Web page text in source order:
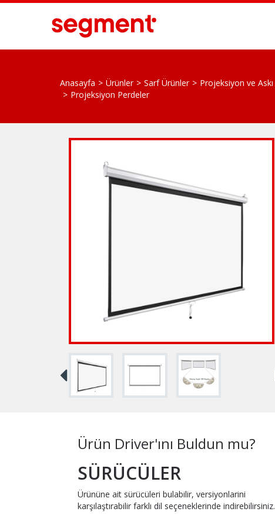
Anasayfa Ürünler Sarf Ürünler
Projeksiyon ve
Projeksiyon Perdeler
Ürün Driver'ını Buldun mu?
SÜRÜCÜLER
Ürününe ait sürücüleri bulabilir, versiyonlarini
karşılaştırabilir farklı dil seçeneklerinde